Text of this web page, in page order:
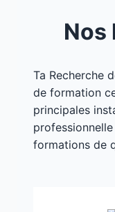
Nos
Ta Recherche
de formation
principales
formations de